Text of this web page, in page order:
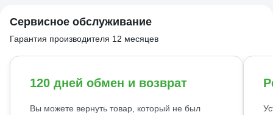
Сервисное обслуживание
Гарантия производителя 12 месяцев
120 дней обмен и возврат
Вы можете вернуть товар, который не был